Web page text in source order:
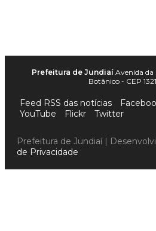
Prefeitura de Jundiaí Avenida da
Botânico - CEP
Feed RSS das notícias
YouTube
Flickr Twitter
Prefeitura de Jundiaí |
de Privacidade